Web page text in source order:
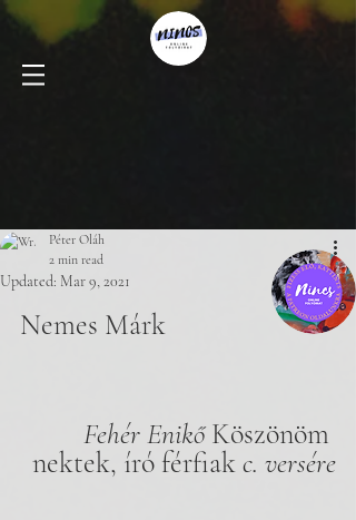
Péter Oláh
2 min read
Updated: Mar 9, 2021
Nemes Márk
Fehér Enikő Köszönöm
nektek, író férfiak c. versére